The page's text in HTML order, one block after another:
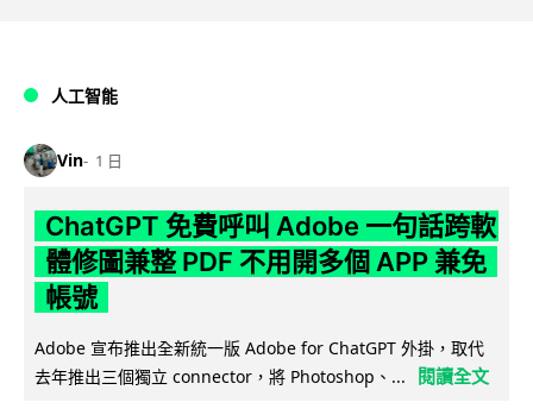
人工智能
Vin 1 日
ChatGPT 免費呼叫 Adobe 一句話跨軟
體修圖兼整 PDF 不用開多個 APP 兼免
帳號
Adobe 宣布推出全新統一版 Adobe for ChatGPT 外掛，取代
去年推出三個獨立 connector，將 Photoshop、...
閱讀全文